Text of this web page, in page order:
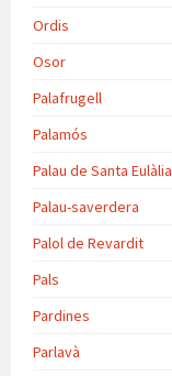
Ordis
Osor
Palafrugell
Palamós
Palau de Santa Eulàlia
Palau-saverdera
Palol de Revardit
Pals
Pardines
Parlavà